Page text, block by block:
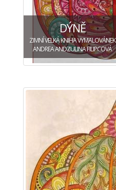
DÝNĚ
ZIMNÍ VELKÁ KNIHA VYMALOVÁNEK
ANDREA ANDZULINA FILIPCOVÁ